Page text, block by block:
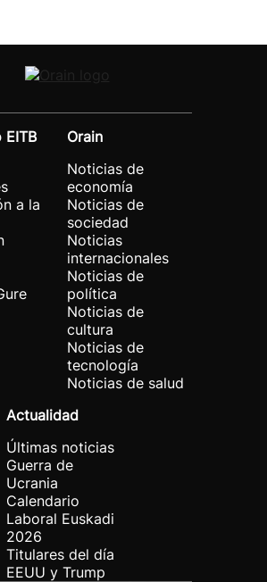
EITB
a la
Orain
Noticias de
economía
Noticias de
sociedad
Noticias
internacionales
Noticias de
política
Noticias de
cultura
Noticias de
tecnología
Noticias de salud
Actualidad
Últimas noticias
Guerra de
Ucrania
Calendario
Laboral Euskadi
2026
Titulares del día
EEUU y Trump